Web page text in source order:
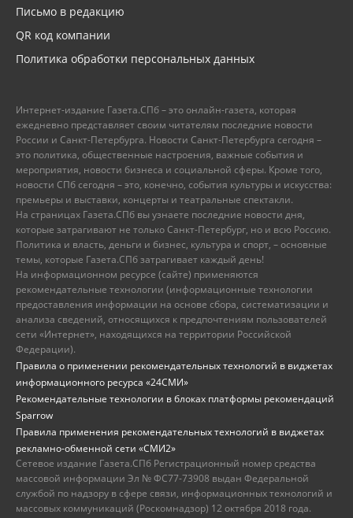
Письмо в редакцию
QR код компании
Политика обработки персональных данных
Интернет-издание Газета.СПб – это онлайн-газета, которая
ежедневно представляет своим читателям последние новости
России и Санкт-Петербурга. Новости Санкт-Петербурга сегодня –
это политика, общественные настроения, важные события и
мероприятия, новости бизнеса и социальной сферы. Кроме того,
новости СПб сегодня – это, конечно, события культуры и искусства:
премьеры и выставки, концерты и театральные спектакли.
На страницах Газета.СПб вы узнаете последние новости дня,
которые затрагивают не только Санкт-Петербург, но и всю Россию.
Политика и власть, деньги и бизнес, культура и спорт, – основные
темы, которые Газета.СПб затрагивает каждый день!
На информационном ресурсе (сайте) применяются
рекомендательные технологии (информационные технологии
предоставления информации на основе сбора, систематизации и
анализа сведений, относящихся к предпочтениям пользователей
сети «Интернет», находящихся на территории Российской
Федерации).
Правила о применении рекомендательных технологий в виджетах
информационного ресурса «24СМИ»
Рекомендательные технологии в блоках платформы рекомендаций
Sparrow
Правила применения рекомендательных технологий в виджетах
рекламно-обменной сети «СМИ2»
Сетевое издание Газета.СПб Регистрационный номер средства
массовой информации Эл № ФС77-73908 выдан Федеральной
службой по надзору в сфере связи, информационных технологий и
массовых коммуникаций (Роскомнадзор) 12 октября 2018 года.